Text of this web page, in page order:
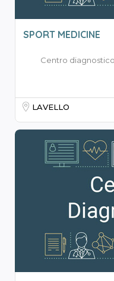
SPORT MEDICINE
Centro diagnostico
LAVELLO